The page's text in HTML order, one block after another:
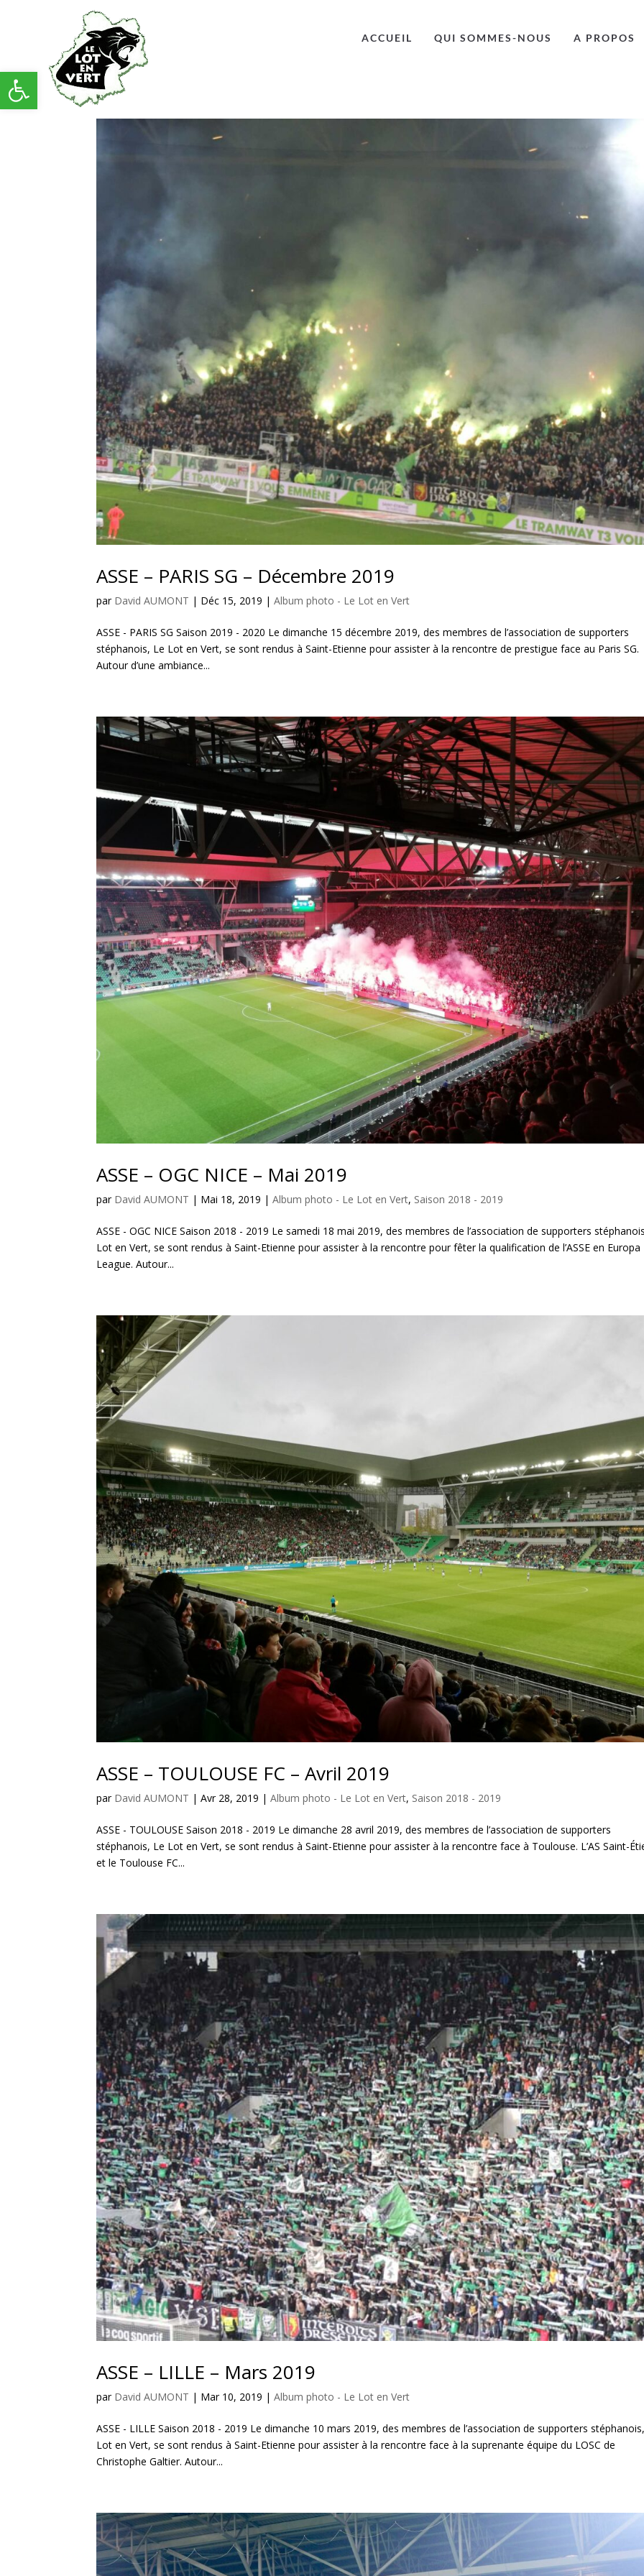
ACCUEIL QUI SOMMES-NOUS A PROPOS
ASSE – PARIS SG – Décembre 2019
par David AUMONT | Déc 15, 2019 |Album photo - Le Lot en Vert
ASSE - PARIS SG Saison 2019 - 2020 Le dimanche 15 décembre 2019, des membres de l’association de supporters
stéphanois, Le Lot en Vert, se sont rendus à Saint-Etienne pour assister à la rencontre de prestigue face au Paris SG.
Autour d’une ambiance...
ASSE – OGC NICE – Mai 2019
par David AUMONT | Mai 18, 2019 |Album photo - Le Lot en Vert, Saison 2018 - 2019
ASSE - OGC NICE Saison 2018 - 2019 Le samedi 18 mai 2019, des membres de l’association de supporters
Lot en Vert, se sont rendus à Saint-Etienne pour assister à la rencontre pour fêter la qualification de l’ASSE en Europa
League. Autour...
ASSE – TOULOUSE FC – Avril 2019
par David AUMONT |Avr 28, 2019 |Album photo - Le Lot en Vert, Saison 2018 - 2019
ASSE - TOULOUSE Saison 2018 - 2019 Le dimanche 28 avril 2019, des membres de l’association de supporters
stéphanois, Le Lot en Vert, se sont rendus à Saint-Etienne pour assister à la rencontre face à Toulouse. L’AS Saint-
et le Toulouse FC...
ASSE – LILLE – Mars 2019
par David AUMONT | Mar 10, 2019 |Album photo - Le Lot en Vert
ASSE - LILLE Saison 2018 - 2019 Le dimanche 10 mars 2019, des membres de l’association de supporters
Lot en Vert, se sont rendus à Saint-Etienne pour assister à la rencontre face à la suprenante équipe du LOSC de
Christophe Galtier. Autour...
Ouvrir la barre d’outils